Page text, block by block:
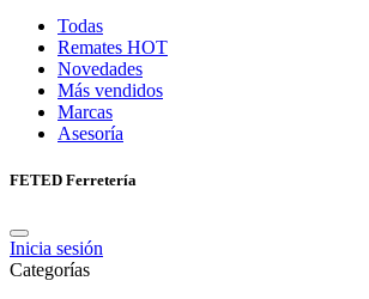
Todas
Remates HOT
Novedades
Más vendidos
Marcas
Asesoría
FETED Ferretería
Inicia sesión
Categorías